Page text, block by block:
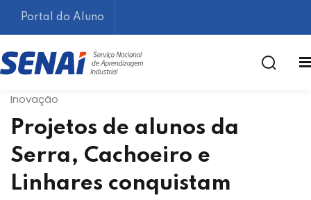
Portal do Aluno
Inovação
Projetos de alunos da
Serra, Cachoeiro e
Linhares conquistam